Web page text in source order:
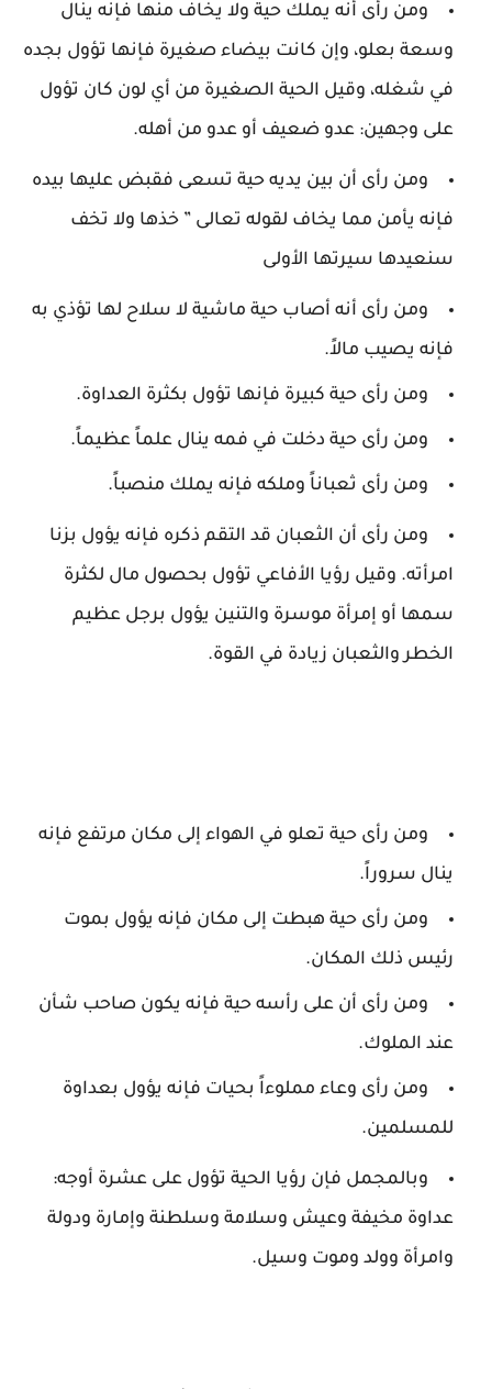
ومن رأى أنه يملك حية ولا يخاف منها فإنه ينال
وسعة بعلو، وإن كانت بيضاء صغيرة فإنها تؤول بجده
في شغله، وقيل الحية الصغيرة من أي لون كان تؤول
على وجهين: عدو ضعيف أو عدو من أهله.
ومن رأى أن بين يديه حية تسعى فقبض عليها بيده
فإنه يأمن مما يخاف لقوله تعالى ” خذها ولا تخف
سنعيدها سيرتها الأولى
ومن رأى أنه أصاب حية ماشية لا سلاح لها تؤذي به
فإنه يصيب مالاً.
ومن رأى حية كبيرة فإنها تؤول بكثرة العداوة.
ومن رأى حية دخلت في فمه ينال علماً عظيماً.
ومن رأى ثعباناً وملكه فإنه يملك منصباً.
ومن رأى أن الثعبان قد التقم ذكره فإنه يؤول بزنا
امرأته. وقيل رؤيا الأفاعي تؤول بحصول مال لكثرة
سمها أو إمرأة موسرة والتنين يؤول برجل عظيم
الخطر والثعبان زيادة في القوة.
ومن رأى حية تعلو في الهواء إلى مكان مرتفع فإنه
ينال سروراً.
ومن رأى حية هبطت إلى مكان فإنه يؤول بموت
رئيس ذلك المكان.
ومن رأى أن على رأسه حية فإنه يكون صاحب شأن
عند الملوك.
ومن رأى وعاء مملوءاً بحيات فإنه يؤول بعداوة
للمسلمين.
وبالمجمل فإن رؤيا الحية تؤول على عشرة أوجه:
عداوة مخيفة وعيش وسلامة وسلطنة وإمارة ودولة
وامرأة وولد وموت وسيل.